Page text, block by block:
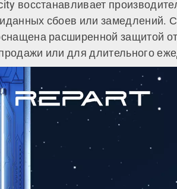
восстанавливает
сбоев или замедлений.
расширенной защитой
или для длительного